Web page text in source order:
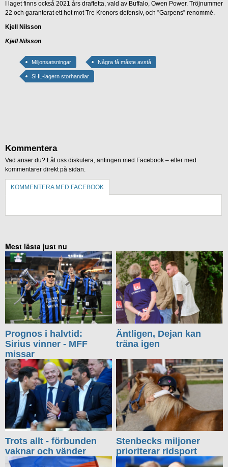
I laget finns också 2021 års draftetta, vald av Buffalo, Owen Power. Tröjnummer
22 och garanterat ett hot mot Tre Kronors defensiv, och ”Garpens” renommé.
Kjell Nilsson
Kjell Nilsson
Miljonsatsningar Några få måste avstå
SHL-lagern storhandlar
Kommentera
Vad anser du? Låt oss diskutera, antingen med Facebook – eller med
kommentarer direkt på sidan.
KOMMENTERA MED FACEBOOK
Mest lästa just nu
Prognos i halvtid:
Sirius vinner - MFF
missar
Äntligen, Dejan kan
träna igen
Trots allt - förbunden
vaknar och vänder
Stenbecks miljoner
prioriterar ridsport